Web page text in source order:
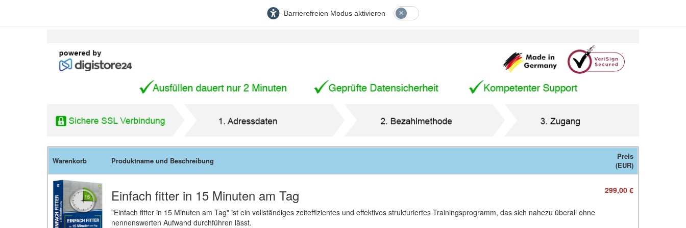
Barrierefreien Modus aktivieren
Warenkorb Produktname und Beschreibung
Preis
(EUR)
Einfach fitter in 15 Minuten am Tag
"Einfach fitter in 15 Minuten am Tag" ist ein vollständiges zeiteffizientes und effektives strukturiertes Trainingsprogramm, das sich nahezu überall ohne
nennenswerten Aufwand durchführen lässt.
299,00 €